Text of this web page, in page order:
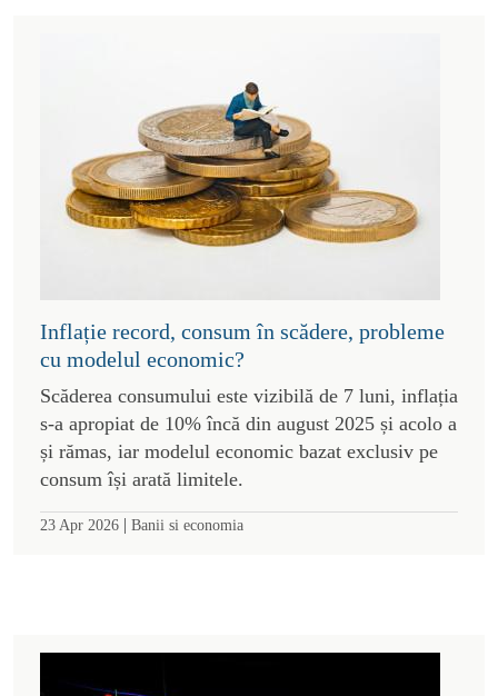
Inflație record, consum în scădere, probleme
cu modelul economic?
Scăderea consumului este vizibilă de 7 luni, inflația
s-a apropiat de 10% încă din august 2025 și acolo a
și rămas, iar modelul economic bazat exclusiv pe
consum își arată limitele.
23 Apr 2026 | Banii si economia